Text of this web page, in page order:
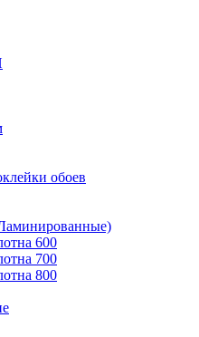
обоев
600
700
800